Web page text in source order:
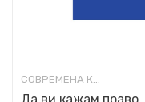
СОВРЕМЕНА КНИЖЕВНОСТ